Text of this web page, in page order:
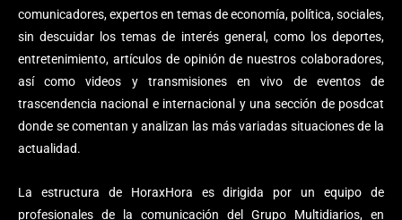
comunicadores, expertos en temas de economía, política, sociales,
sin descuidar los temas de interés general, como los deportes,
entretenimiento, artículos de opinión de nuestros colaboradores,
así como videos y transmisiones en vivo de eventos de
trascendencia nacional e internacional y una sección de posdcat
donde se comentan y analizan las más variadas situaciones de la
actualidad.
La estructura de HoraxHora es dirigida por un equipo de
profesionales de la comunicación del Grupo Multidiarios, en